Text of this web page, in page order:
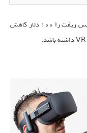
کمپانی آکیولس قیمت باندل هدست و کنترلر آکیولس ریفت را ۱۰۰ دلار کاهش